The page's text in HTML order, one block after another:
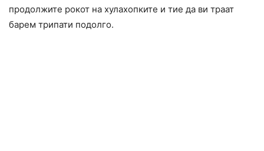
продолжите рокот на хулахопките и тие да ви траат
барем трипати подолго.